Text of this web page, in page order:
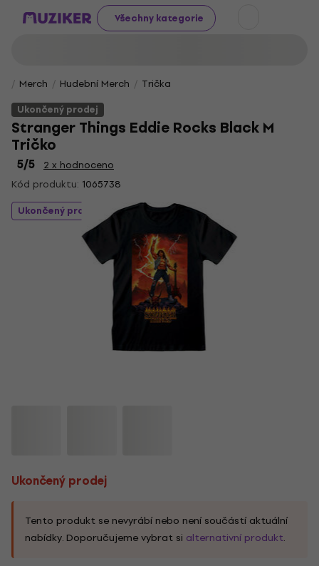
Všechny kategorie
Merch Hudební Merch
Trička
Ukončený prodej
Stranger Things Eddie Rocks Black M
Tričko
5/5
2 x hodnoceno
Kód produktu: 1065738
Ukončený prodej
Ukončený prodej
Tento produkt se nevyrábí nebo není součástí aktuální
nabídky. Doporučujeme vybrat si alternativní produkt.